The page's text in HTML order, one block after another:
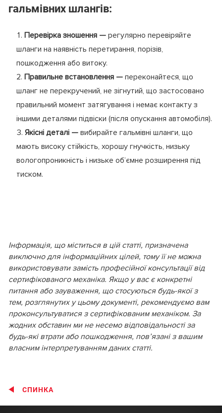
гальмівних шлангів:
Перевірка зношення — регулярно перевіряйте
шланги на наявність перетирання, порізів,
пошкодження або витоку.
Правильне встановлення — переконайтеся, що
шланг не перекручений, не зігнутий, що застосовано
правильний момент затягування і немає контакту з
іншими деталями підвіски (після опускання автомобіля).
Якісні деталі — вибирайте гальмівні шланги, що
мають високу стійкість, хорошу гнучкість, низьку
вологопроникність і низьке об’ємне розширення під
тиском.
Інформація, що міститься в цій статті, призначена
виключно для інформаційних цілей, тому її не можна
використовувати замість професійної консультації від
сертифікованого механіка. Якщо у вас є конкретні
питання або зауваження, що стосуються будь-якої з
тем, розглянутих у цьому документі, рекомендуємо вам
проконсультуватися з сертифікованим механіком. За
жодних обставин ми не несемо відповідальності за
будь-які втрати або пошкодження, пов’язані з вашим
власним інтерпретуванням даних статті.
СПИНКА